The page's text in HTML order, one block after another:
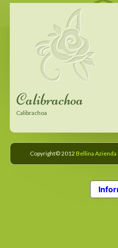
Calibrachoa
Calibrachoa
Copyright© 2012 Bellina